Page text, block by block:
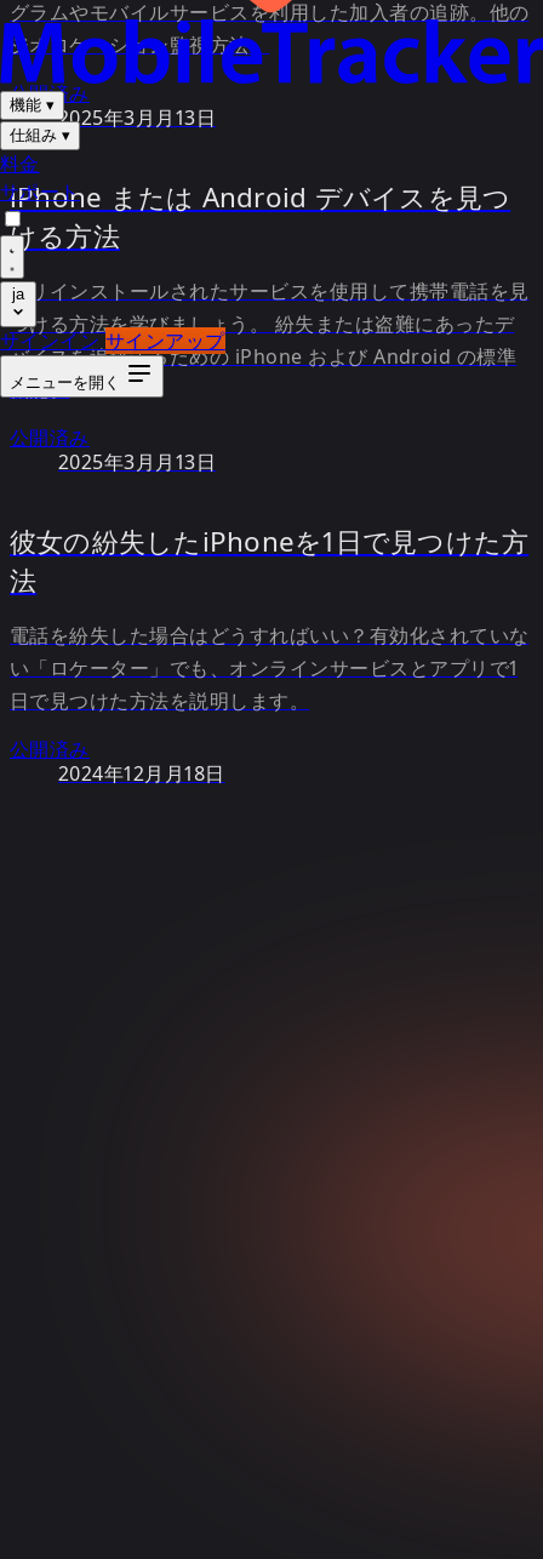
機能 ▾
仕組み ▾
料金
サポート
ja
サインインサインアップ
メニューを開く
グラムやモバイルサービスを利用した加入者の追跡。他の
ジオロケーション監視方法。
公開済み
2025年3月月13日
iPhone または Android デバイスを見つ
ける方法
プリインストールされたサービスを使用して携帯電話を見
つける方法を学びましょう。 紛失または盗難にあったデ
バイスを追跡するための iPhone および Android の標準
機能。
公開済み
2025年3月月13日
彼女の紛失したiPhoneを1日で見つけた方
法
電話を紛失した場合はどうすればいい？有効化されていな
い「ロケーター」でも、オンラインサービスとアプリで1
日で見つけた方法を説明します。
公開済み
2024年12月月18日